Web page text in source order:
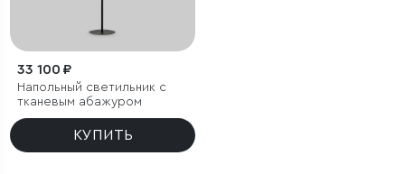
33 100 ₽
Напольный светильник с
тканевым абажуром
КУПИТЬ